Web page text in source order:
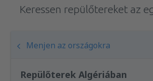
Keressen repülőtereket az
Menjen az országokra
Repülőterek Algériában